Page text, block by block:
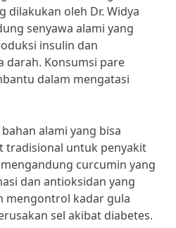
dilakukan oleh Dr. Widya
senyawa alami yang
insulin dan
darah. Konsumsi pare
dalam mengatasi
alami yang bisa
tradisional untuk penyakit
curcumin yang
dan antioksidan yang
mengontrol kadar gula
sel akibat diabetes.